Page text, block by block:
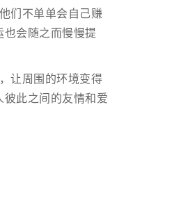
们不单单会自己赚
会随之而慢慢提
让周围的环境变得
此之间的友情和爱